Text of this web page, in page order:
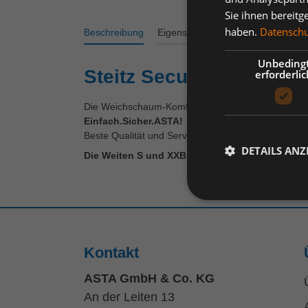
Beschreibung Eigenschaften Bewertungen
Steitz Secura
Die Weichschaum-Komfort-Fußbetteinlage
Einfach.Sicher.ASTA!
Beste Qualität und Service
Die Weiten S und XXB bieten wir Ihnen gerne
Kontakt
ASTA GmbH & Co. KG
An der Leiten 13
Sie ihnen
haben.
DETAILS